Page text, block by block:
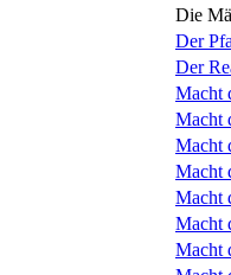
Die
Der
Der
Macht
Macht
Macht
Macht
Macht
Macht
Macht